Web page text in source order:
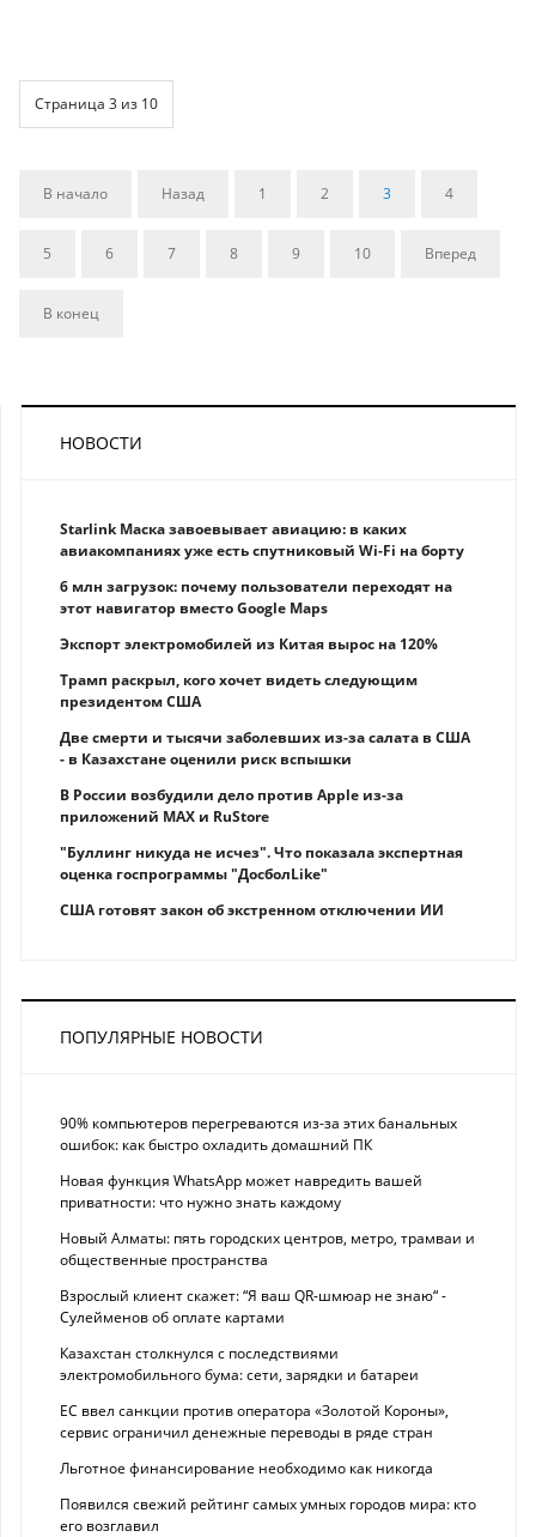
Страница 3 из 10
В начало Назад 1 2 3 4
5 6 7 8 9 10 Вперед
В конец
НОВОСТИ
Starlink Маска завоевывает авиацию: в каких
авиакомпаниях уже есть спутниковый Wi-Fi на борту
6 млн загрузок: почему пользователи переходят на
этот навигатор вместо Google Maps
Экспорт электромобилей из Китая вырос на 120%
Трамп раскрыл, кого хочет видеть следующим
президентом США
Две смерти и тысячи заболевших из-за салата в США
- в Казахстане оценили риск вспышки
В России возбудили дело против Apple из-за
приложений MAX и RuStore
"Буллинг никуда не исчез". Что показала экспертная
оценка госпрограммы "ДосболLike"
США готовят закон об экстренном отключении ИИ
ПОПУЛЯРНЫЕ НОВОСТИ
90% компьютеров перегреваются из-за этих банальных
ошибок: как быстро охладить домашний ПК
Новая функция WhatsApp может навредить вашей
приватности: что нужно знать каждому
Новый Алматы: пять городских центров, метро, трамваи и
общественные пространства
Взрослый клиент скажет: “Я ваш QR-шмюар не знаю“ -
Сулейменов об оплате картами
Казахстан столкнулся с последствиями
электромобильного бума: сети, зарядки и батареи
ЕС ввел санкции против оператора «Золотой Короны»,
сервис ограничил денежные переводы в ряде стран
Льготное финансирование необходимо как никогда
Появился свежий рейтинг самых умных городов мира: кто
его возглавил